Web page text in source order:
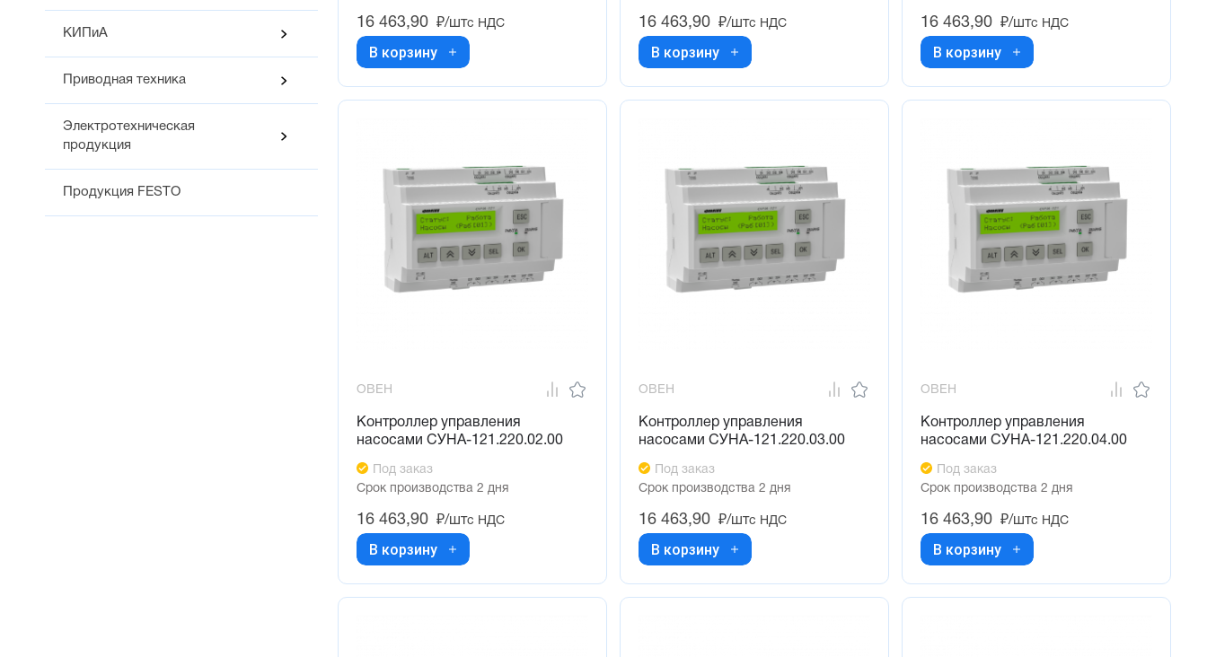
КИПиА
Приводная техника
Электротехническая
продукция
Продукция FESTO
16 463,90 ₽/штс НДС
В корзину
16 463,90 ₽/штс НДС
В корзину
16 463,90 ₽/штс НДС
В корзину
ОВЕН
Контроллер управления
насосами СУНА-121.220.02.00
Под заказ
Срок производства 2 дня
16 463,90 ₽/штс НДС
В корзину
ОВЕН
Контроллер управления
насосами СУНА-121.220.03.00
Под заказ
Срок производства 2 дня
16 463,90 ₽/штс НДС
В корзину
ОВЕН
Контроллер управления
насосами СУНА-121.220.04.00
Под заказ
Срок производства 2 дня
16 463,90 ₽/штс НДС
В корзину